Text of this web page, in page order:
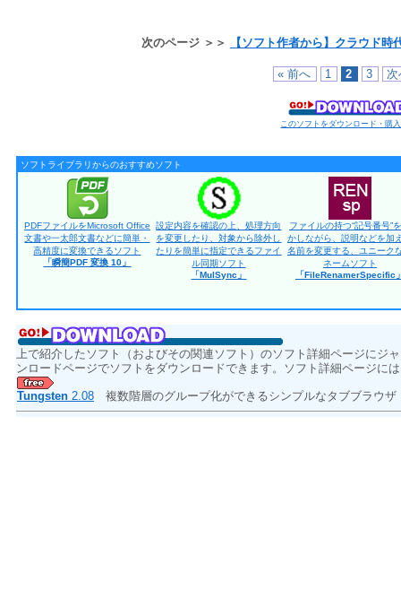
次のページ ＞＞ 【ソフト作者から】クラウド
« 前へ 1 2 3
このソフトをダウンロード・購
ソフトライブラリからのおすすめソフト
PDFファイルをMicrosoft Office
文書や一太郎文書などに簡単・
高精度に変換できるソフト
「瞬簡PDF 変換 10」
設定内容を確認の上、処理方向
を変更したり、対象から除外し
たりを簡単に指定できるファイ
ル同期ソフト
「MulSync」
ファイルの持つ“記号番号”
かしながら、説明などを加
名前を変更する、ユニーク
ネームソフト
「FileRenamerSpecific
上で紹介したソフト（およびその関連ソフト）のソフト詳細ページにジ
ンロードページでソフトをダウンロードできます。ソフト詳細ページに
Tungsten 2.08 複数階層のグループ化ができるシンプルなタブブラウ